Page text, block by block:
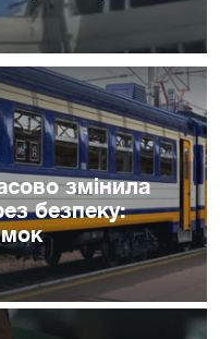
змінила
безпеку: